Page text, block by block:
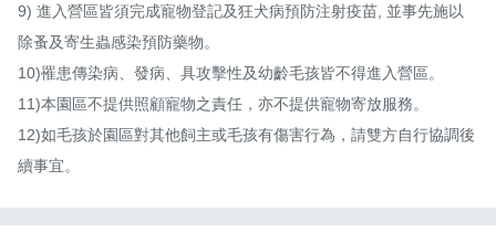
9) 進入營區皆須完成寵物登記及狂犬病預防注射疫苗, 並事先施以
除蚤及寄生蟲感染預防藥物。
10)罹患傳染病、發病、具攻擊性及幼齡毛孩皆不得進入營區。
11)本園區不提供照顧寵物之責任，亦不提供寵物寄放服務。
12)如毛孩於園區對其他飼主或毛孩有傷害行為，請雙方自行協調後
續事宜。